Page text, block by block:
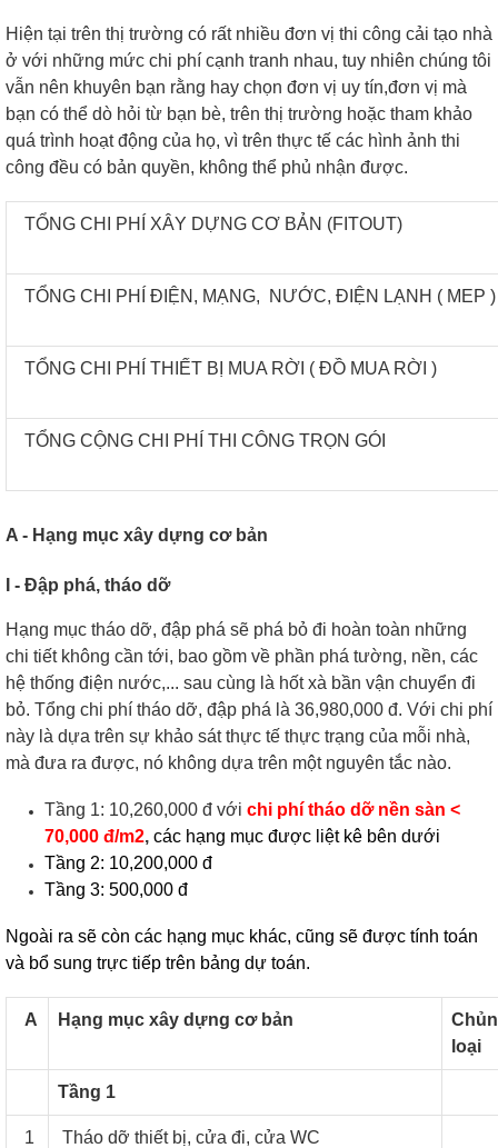
Hiện tại trên thị trường có rất nhiều đơn vị thi công cải tạo nhà
ở với những mức chi phí cạnh tranh nhau, tuy nhiên chúng tôi
vẫn nên khuyên bạn rằng hay chọn đơn vị uy tín,đơn vị mà
bạn có thể dò hỏi từ bạn bè, trên thị trường hoặc tham khảo
quá trình hoạt động của họ, vì trên thực tế các hình ảnh thi
công đều có bản quyền, không thể phủ nhận được.
TỔNG CHI PHÍ XÂY DỰNG CƠ BẢN (FITOUT)
TỔNG CHI PHÍ ĐIỆN, MẠNG, NƯỚC, ĐIỆN LẠNH ( MEP )
TỔNG CHI PHÍ THIẾT BỊ MUA RỜI ( ĐỒ MUA RỜI )
TỔNG CỘNG CHI PHÍ THI CÔNG TRỌN GÓI
A - Hạng mục xây dựng cơ bản
I - Đập phá, tháo dỡ
Hạng mục tháo dỡ, đập phá sẽ phá bỏ đi hoàn toàn những
chi tiết không cần tới, bao gồm về phần phá tường, nền, các
hệ thống điện nước,... sau cùng là hốt xà bần vận chuyển đi
bỏ. Tổng chi phí tháo dỡ, đập phá là 36,980,000 đ. Với chi phí
này là dựa trên sự khảo sát thực tế thực trạng của mỗi nhà,
mà đưa ra được, nó không dựa trên một nguyên tắc nào.
Tầng 1: 10,260,000 đ với chi phí tháo dỡ nền sàn <
70,000 đ/m2, các hạng mục được liệt kê bên dưới
Tầng 2: 10,200,000 đ
Tầng 3: 500,000 đ
Ngoài ra sẽ còn các hạng mục khác, cũng sẽ được tính toán
và bổ sung trực tiếp trên bảng dự toán.
A Hạng mục xây dựng cơ bản
loại
Tầng 1
1 Tháo dỡ thiết bị, cửa đi, cửa WC